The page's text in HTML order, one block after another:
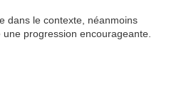
dans le contexte, néanmoins
progression encourageante.